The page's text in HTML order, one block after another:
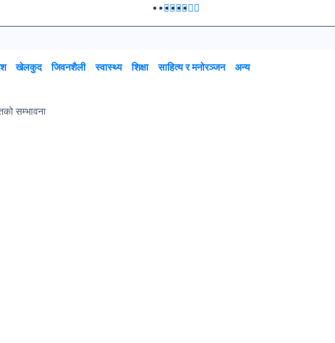
खेलकुद जिवनशैली स्वास्थ्य शिक्षा साहित्य र मनोरञ्जन अन्य
सम्भावना